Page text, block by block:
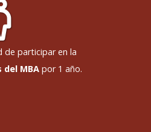
participar en la
MBApor 1 año.